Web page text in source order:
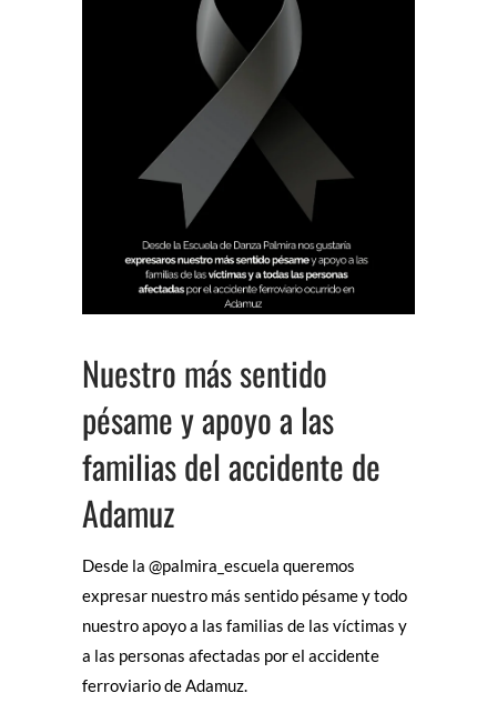
Nuestro más sentido
pésame y apoyo a las
familias del accidente de
Adamuz
Desde la @palmira_escuela queremos
expresar nuestro más sentido pésame y todo
nuestro apoyo a las familias de las víctimas y
a las personas afectadas por el accidente
ferroviario de Adamuz.